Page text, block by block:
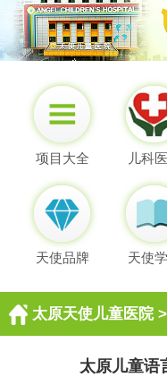
项目大全 儿科
天使品牌 天使
太原天使儿童医院>
太原儿童语